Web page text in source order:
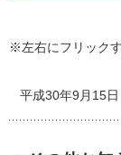
※左右にフリック
平成30年9月15日